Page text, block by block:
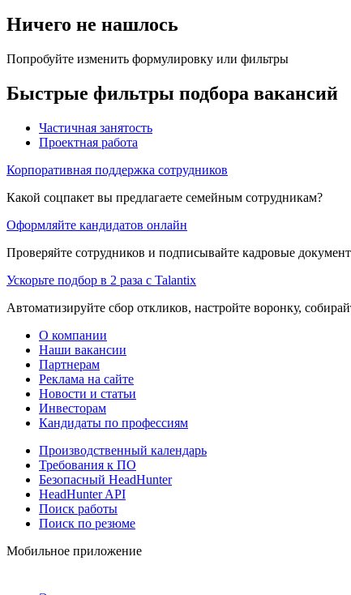
Ничего не нашлось
Попробуйте изменить формулировку или фильтры
Быстрые фильтры подбора вакансий
Частичная занятость
Проектная работа
Корпоративная поддержка сотрудников
Какой соцпакет вы предлагаете семейным сотрудникам?
Оформляйте кандидатов онлайн
Проверяйте сотрудников и подписывайте кадровые
Ускорьте подбор в 2 раза с Talantix
Автоматизируйте сбор откликов, настройте воронку,
О компании
Наши вакансии
Партнерам
Реклама на сайте
Новости и статьи
Инвесторам
Кандидаты по профессиям
Производственный календарь
Требования к ПО
Безопасный HeadHunter
HeadHunter API
Поиск работы
Поиск по резюме
Мобильное приложение